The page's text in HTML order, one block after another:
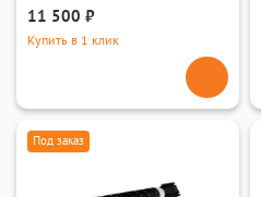
11 500 ₽
Купить в 1 клик
Под заказ